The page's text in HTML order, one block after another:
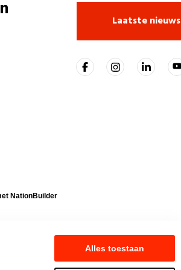
Alles toestaan
Laatste nieuws
NationBuilder